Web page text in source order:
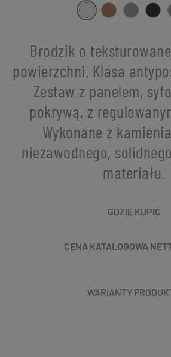
Brodzik o
powierzchni. Klasa
Zestaw z panelem,
pokrywą, z
Wykonane z
niezawodnego,
materiału.
GDZIE KUPIĆ
CENA KATALOGOWA
WARIANTY